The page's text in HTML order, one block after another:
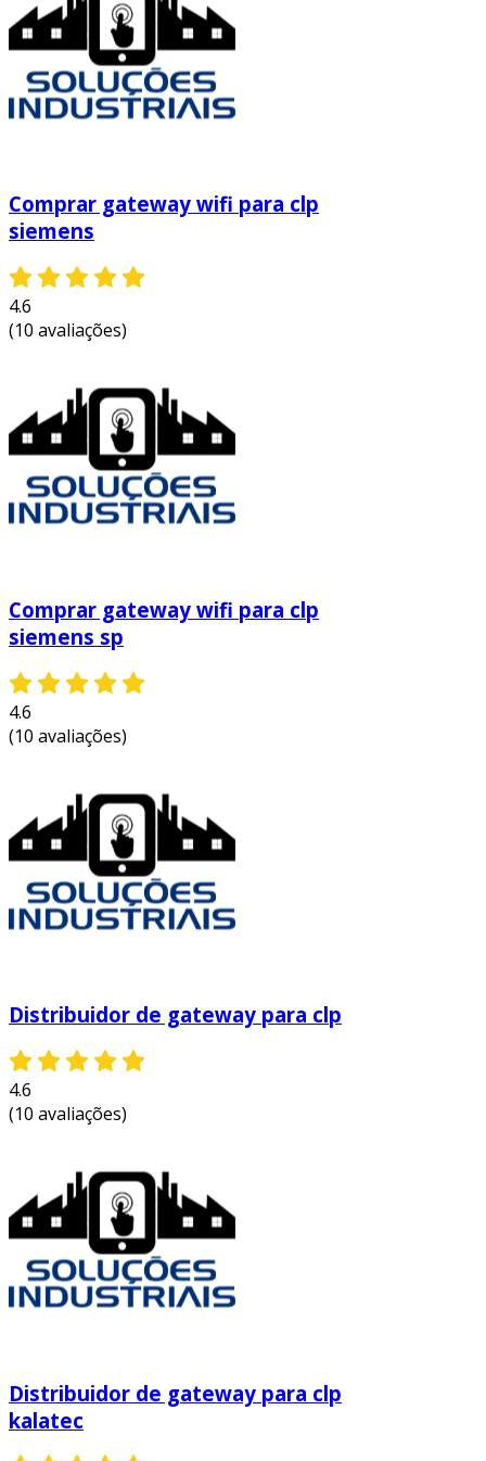
otimização das operações industriais.
entre em contato e solicite um orçamento
personalizado!
Comprar gateway wifi para clp
siemens
4.6
(10 avaliações)
Comprar gateway wifi para clp
siemens sp
4.6
(10 avaliações)
Distribuidor de gateway para clp
4.6
(10 avaliações)
Distribuidor de gateway para clp
kalatec